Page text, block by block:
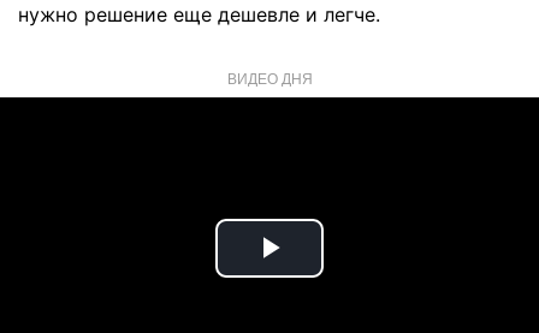
нужно решение еще дешевле и легче.
ВИДЕО ДНЯ
Play